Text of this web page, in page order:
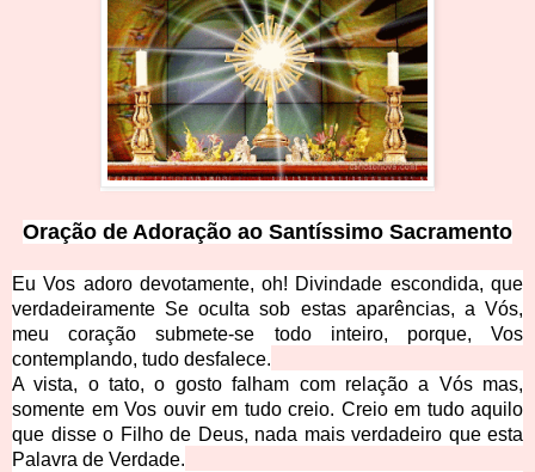
Oração de Adoração ao Santíssimo Sacramento
Eu Vos adoro devotamente, oh! Divindade escondida, que
verdadeiramente Se oculta sob estas aparências, a Vós,
meu coração submete-se todo inteiro, porque, Vos
contemplando, tudo desfalece.
A vista, o tato, o gosto falham com relação a Vós mas,
somente em Vos ouvir em tudo creio. Creio em tudo aquilo
que disse o Filho de Deus, nada mais verdadeiro que esta
Palavra de Verdade.